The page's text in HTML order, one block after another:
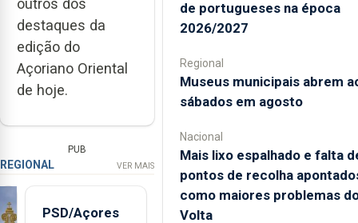
outros dos
destaques da
edição do
Açoriano Oriental
de hoje.
PUB
REGIONAL VER MAIS
PSD/Açores
de portugueses na época
2026/2027
Regional
Museus municipais abrem
sábados em agosto
Nacional
Mais lixo espalhado e falta
pontos de recolha
como maiores problemas
Volta